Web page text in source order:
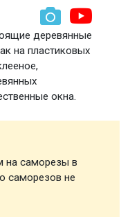
деревянные
на пластиковых
окна.
на саморезы в
саморезов не